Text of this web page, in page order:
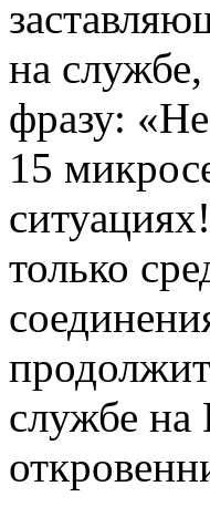
на
фразу:
15
только
службе